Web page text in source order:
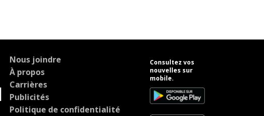
Nous joindre
À propos
Carrières
Publicités
Politique de confidentialité
Consultez vos
nouvelles sur
mobile.